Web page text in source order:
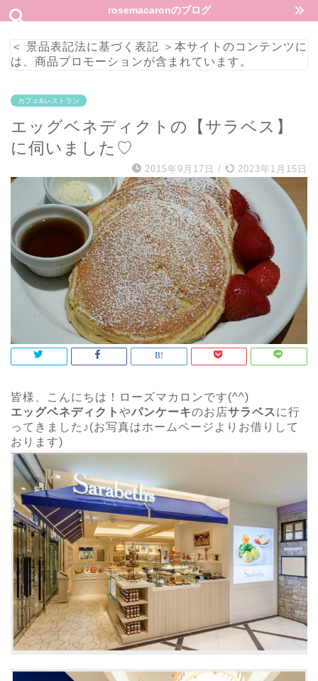
rosemacaronのブログ
＜ 景品表記法に基づく表記 ＞本サイトのコンテンツに
は、商品プロモーションが含まれています。
カフェ&レストラン
エッグベネディクトの【サラベス】
に伺いました♡
2015年9月17日 / 2023年1月15日
皆様、こんにちは！ローズマカロンです(^^)
エッグベネディクト やパンケーキのお店サラベスに行
ってきました♪(お写真はホームページよりお借りして
おります)